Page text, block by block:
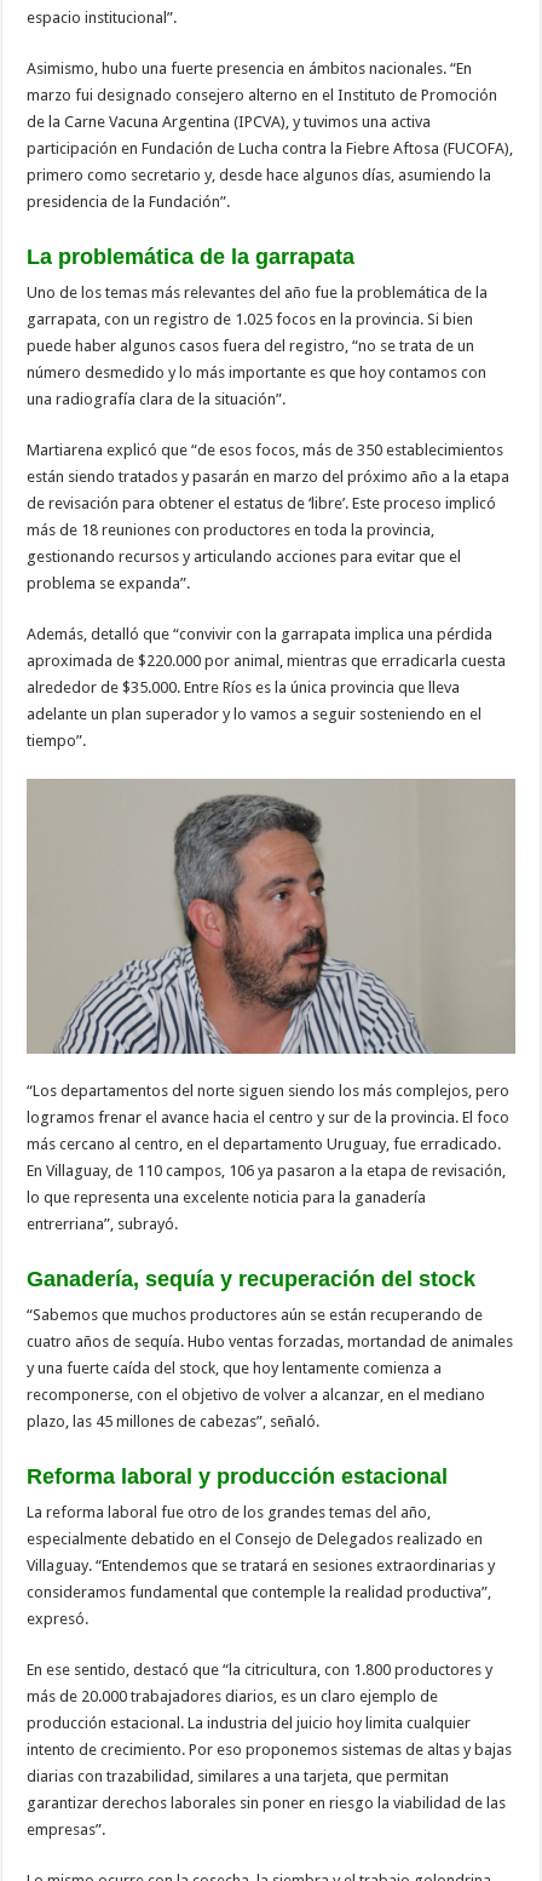
espacio institucional”.
Asimismo, hubo una fuerte presencia en ámbitos nacionales. “En
marzo fui designado consejero alterno en el Instituto de Promoción
de la Carne Vacuna Argentina (IPCVA), y tuvimos una activa
participación en Fundación de Lucha contra la Fiebre Aftosa (FUCOFA),
primero como secretario y, desde hace algunos días, asumiendo la
presidencia de la Fundación”.
La problemática de la garrapata
Uno de los temas más relevantes del año fue la problemática de la
garrapata, con un registro de 1.025 focos en la provincia. Si bien
puede haber algunos casos fuera del registro, “no se trata de un
número desmedido y lo más importante es que hoy contamos con
una radiografía clara de la situación”.
Martiarena explicó que “de esos focos, más de 350 establecimientos
están siendo tratados y pasarán en marzo del próximo año a la etapa
de revisación para obtener el estatus de ‘libre’. Este proceso implicó
más de 18 reuniones con productores en toda la provincia,
gestionando recursos y articulando acciones para evitar que el
problema se expanda”.
Además, detalló que “convivir con la garrapata implica una pérdida
aproximada de $220.000 por animal, mientras que erradicarla cuesta
alrededor de $35.000. Entre Ríos es la única provincia que lleva
adelante un plan superador y lo vamos a seguir sosteniendo en el
tiempo”.
“Los departamentos del norte siguen siendo los más complejos, pero
logramos frenar el avance hacia el centro y sur de la provincia. El foco
más cercano al centro, en el departamento Uruguay, fue erradicado.
En Villaguay, de 110 campos, 106 ya pasaron a la etapa de revisación,
lo que representa una excelente noticia para la ganadería
entrerriana”, subrayó.
Ganadería, sequía y recuperación del stock
“Sabemos que muchos productores aún se están recuperando de
cuatro años de sequía. Hubo ventas forzadas, mortandad de animales
y una fuerte caída del stock, que hoy lentamente comienza a
recomponerse, con el objetivo de volver a alcanzar, en el mediano
plazo, las 45 millones de cabezas”, señaló.
Reforma laboral y producción estacional
La reforma laboral fue otro de los grandes temas del año,
especialmente debatido en el Consejo de Delegados realizado en
Villaguay. “Entendemos que se tratará en sesiones extraordinarias y
consideramos fundamental que contemple la realidad productiva”,
expresó.
En ese sentido, destacó que “la citricultura, con 1.800 productores y
más de 20.000 trabajadores diarios, es un claro ejemplo de
producción estacional. La industria del juicio hoy limita cualquier
intento de crecimiento. Por eso proponemos sistemas de altas y bajas
diarias con trazabilidad, similares a una tarjeta, que permitan
garantizar derechos laborales sin poner en riesgo la viabilidad de las
empresas”.